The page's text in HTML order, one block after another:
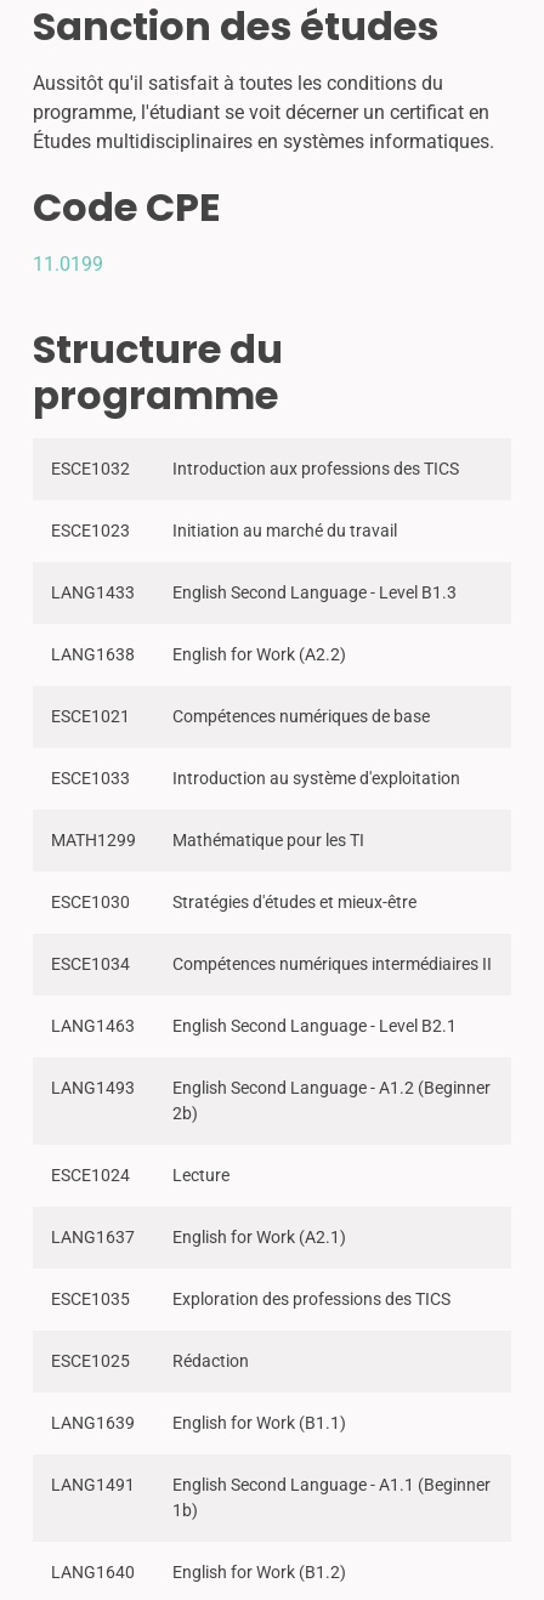
Sanction des études
Aussitôt qu'il satisfait à toutes les conditions du
programme, l'étudiant se voit décerner un certificat en
Études multidisciplinaires en systèmes informatiques.
Code CPE
11.0199
Structure du
programme
ESCE1032 Introduction aux professions des TICS
ESCE1023 Initiation au marché du travail
LANG1433 English Second Language - Level B1.3
LANG1638 English for Work (A2.2)
ESCE1021 Compétences numériques de base
ESCE1033 Introduction au système d'exploitation
MATH1299 Mathématique pour les TI
ESCE1030 Stratégies d'études et mieux-être
ESCE1034 Compétences numériques intermédiaires II
LANG1463 English Second Language - Level B2.1
LANG1493
English Second Language - A1.2 (Beginner
2b)
ESCE1024 Lecture
LANG1637 English for Work (A2.1)
ESCE1035 Exploration des professions des TICS
ESCE1025 Rédaction
LANG1639 English for Work (B1.1)
LANG1491
English Second Language - A1.1 (Beginner
1b)
LANG1640 English for Work (B1.2)